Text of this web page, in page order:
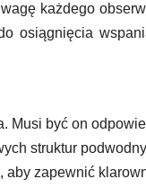
każdego
osiągnięcia
Musi być on
struktur
aby zapewnić